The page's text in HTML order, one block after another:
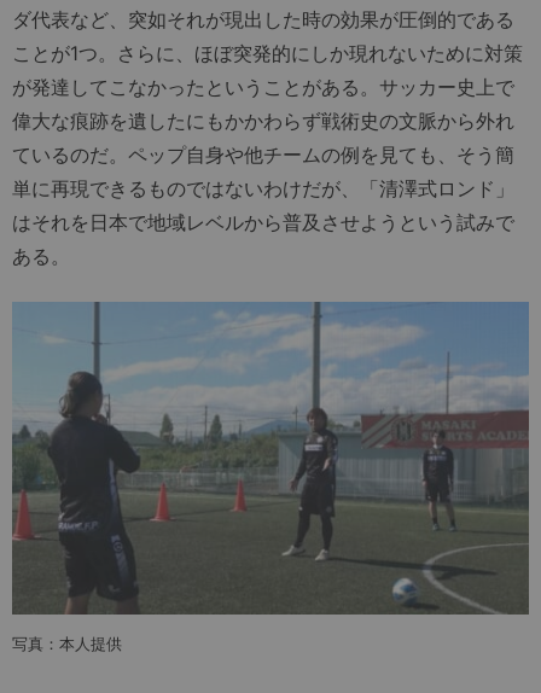
ダ代表など、突如それが現出した時の効果が圧倒的である
ことが1つ。さらに、ほぼ突発的にしか現れないために対策
が発達してこなかったということがある。サッカー史上で
偉大な痕跡を遺したにもかかわらず戦術史の文脈から外れ
ているのだ。ペップ自身や他チームの例を見ても、そう簡
単に再現できるものではないわけだが、「清澤式ロンド」
はそれを日本で地域レベルから普及させようという試みで
ある。
写真：本人提供